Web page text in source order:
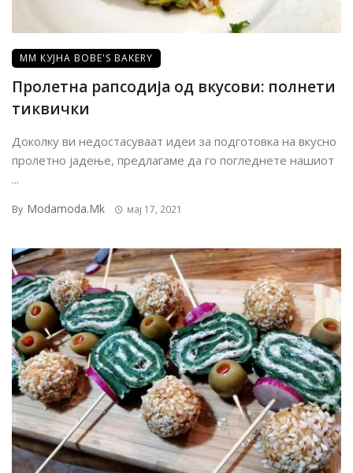
ММ КУЈНА BOBE'S BAKERY
Пролетна рапсодија од вкусови: полнети
тиквички
Доколку ви недостасуваат идеи за подготовка на вкусно
пролетно јадење, предлагаме да го погледнете нашиот
...
By Modamoda.mk мај 17, 2021